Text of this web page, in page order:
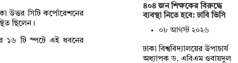
উত্তর সিটি কর্পোরেশনের
ছিলেন।
১৬ টি স্পটে এই ধবনের
৪০৪ জন শিক্ষকের বিরুদ্ধে
ব্যবস্থা নিতে হবে: ঢাবি ভিসি
০৮ আগস্ট ২০২৬
ঢাকা বিশ্ববিদ্যালয়ের উপাচার্য
অধ্যাপক ড. এবিএম ওবায়দুল